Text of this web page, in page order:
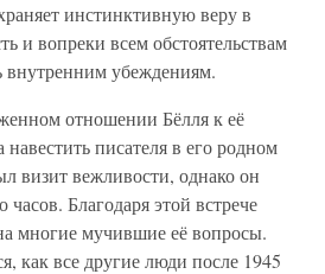
инстинктивную веру в
и вопреки всем обстоятельствам
внутренним убеждениям.
отношении Бёлля к её
писателя в его родном
визит вежливости, однако он
часов. Благодаря этой встрече
многие мучившие её вопросы.
как все другие люди после 1945